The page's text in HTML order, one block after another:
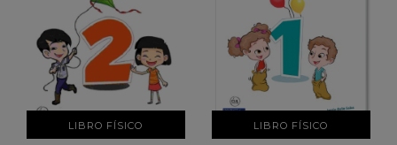
LIBRO FÍSICO
VER DETALLES
LIBRO FÍSICO
VER DETALLES